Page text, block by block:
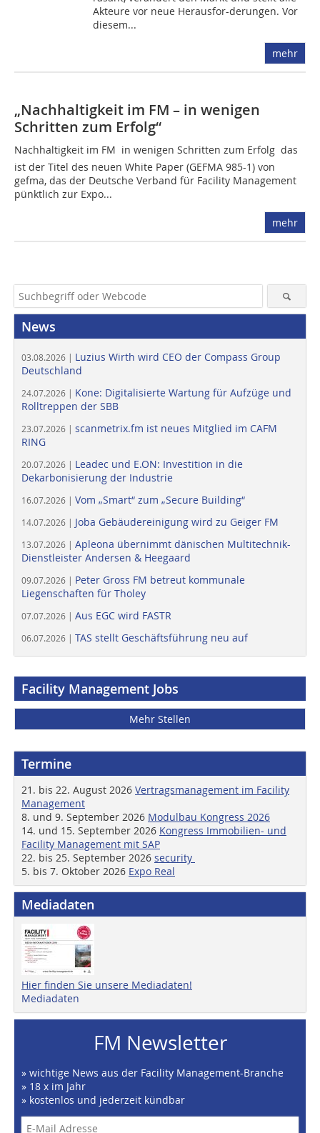
Akteure vor neue Herausfor-derungen. Vor
diesem...
mehr
„Nachhaltigkeit im FM – in wenigen
Schritten zum Erfolg“
Nachhaltigkeit im FM  in wenigen Schritten zum Erfolg  das
ist der Titel des neuen White Paper (GEFMA 985-1) von
gefma, das der Deutsche Verband für Facility Management
pünktlich zur Expo...
mehr
News
03.08.2026 | Luzius Wirth wird CEO der Compass Group
Deutschland
24.07.2026 | Kone: Digitalisierte Wartung für Aufzüge und
Rolltreppen der SBB
23.07.2026 | scanmetrix.fm ist neues Mitglied im CAFM
RING
20.07.2026 | Leadec und E.ON: Investition in die
Dekarbonisierung der Industrie
16.07.2026 | Vom „Smart“ zum „Secure Building“
14.07.2026 | Joba Gebäudereinigung wird zu Geiger FM
13.07.2026 | Apleona übernimmt dänischen Multitechnik-
Dienstleister Andersen & Heegaard
09.07.2026 | Peter Gross FM betreut kommunale
Liegenschaften für Tholey
07.07.2026 | Aus EGC wird FASTR
06.07.2026 | TAS stellt Geschäftsführung neu auf
Facility Management Jobs
Mehr Stellen
Termine
21. bis 22. August 2026 Vertragsmanagement im Facility
Management
8. und 9. September 2026 Modulbau Kongress 2026
14. und 15. September 2026 Kongress Immobilien- und
Facility Management mit SAP
22. bis 25. September 2026 security
5. bis 7. Oktober 2026 Expo Real
Mediadaten
Hier finden Sie unsere Mediadaten!
Mediadaten
FM Newsletter
» wichtige News aus der Facility Management-Branche
» 18 x im Jahr
» kostenlos und jederzeit kündbar